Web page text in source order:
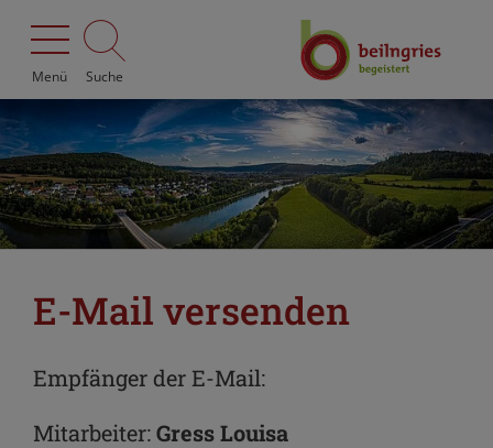
Menü Suche
E-Mail versenden
Empfänger der E-Mail:
Mitarbeiter:Gress Louisa